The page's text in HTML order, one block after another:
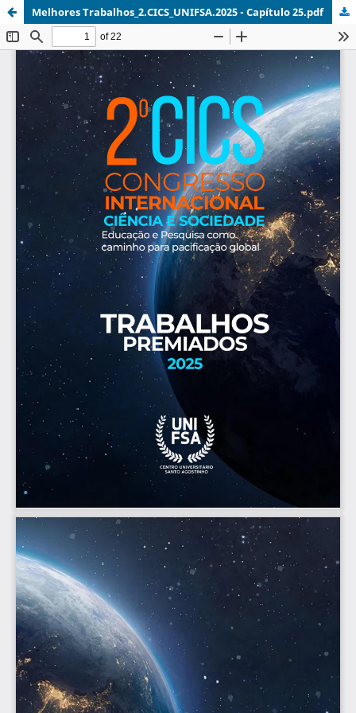
Melhores Trabalhos_2.CICS_UNIFSA.2025 - Capítulo 25.pdf